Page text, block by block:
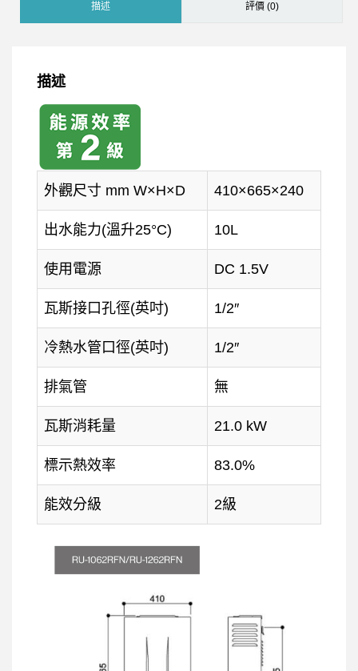
描述 評價 (0)
描述
外觀尺寸 mm W×H×D 410×665×240
出水能力(溫升25°C) 10L
使用電源 DC 1.5V
瓦斯接口孔徑(英吋) 1/2″
冷熱水管口徑(英吋) 1/2″
排氣管 無
瓦斯消耗量 21.0 kW
標示熱效率 83.0%
能效分級 2級